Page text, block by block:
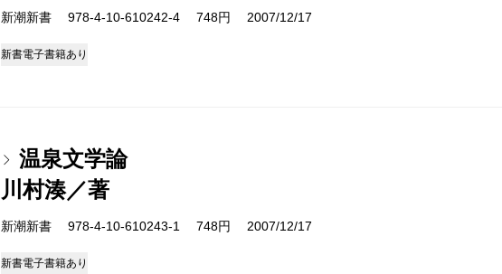
新潮新書 978-4-10-610242-4 748円 2007/12/17
新書電子書籍あり
温泉文学論
川村湊／著
新潮新書 978-4-10-610243-1 748円 2007/12/17
新書電子書籍あり